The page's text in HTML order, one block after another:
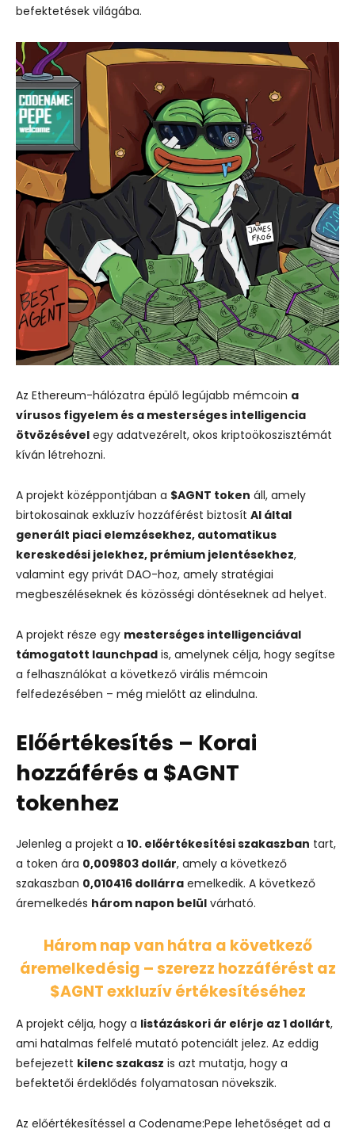
befektetések világába.
Az Ethereum-hálózatra épülő legújabb mémcoin a
vírusos figyelem és a mesterséges intelligencia
ötvözésével egy adatvezérelt, okos kriptoökoszisztémát
kíván létrehozni.
A projekt középpontjában a $AGNT token áll, amely
birtokosainak exkluzív hozzáférést biztosít AI által
generált piaci elemzésekhez, automatikus
kereskedési jelekhez, prémium jelentésekhez,
valamint egy privát DAO-hoz, amely stratégiai
megbeszéléseknek és közösségi döntéseknek ad helyet.
A projekt része egy mesterséges intelligenciával
támogatott launchpad is, amelynek célja, hogy segítse
a felhasználókat a következő virális mémcoin
felfedezésében – még mielőtt az elindulna.
Előértékesítés – Korai
hozzáférés a $AGNT
tokenhez
Jelenleg a projekt a 10. előértékesítési szakaszban tart,
a token ára 0,009803 dollár, amely a következő
szakaszban 0,010416 dollárra emelkedik. A következő
áremelkedés három napon belül várható.
Három nap van hátra a következő
áremelkedésig – szerezz hozzáférést az
$AGNT exkluzív értékesítéséhez
A projekt célja, hogy a listázáskori ár elérje az 1 dollárt,
ami hatalmas felfelé mutató potenciált jelez. Az eddig
befejezett kilenc szakasz is azt mutatja, hogy a
befektetői érdeklődés folyamatosan növekszik.
Az előértékesítéssel a Codename:Pepe lehetőséget ad a